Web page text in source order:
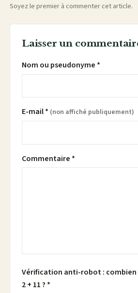
Soyez le premier à commenter cet article.
Laisser un
Nom ou pseudonyme *
E-mail * (non affiché publiquement)
Commentaire *
Vérification anti-robot :
2 + 11 ? *